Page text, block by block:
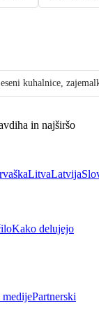
kuhalnice,
in najširšo
LitvaLatvija
Kako delujejo
medijePartnerski